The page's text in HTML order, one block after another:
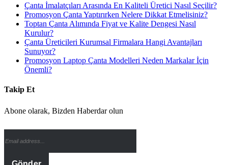
Çanta İmalatçıları Arasında En Kaliteli Üretici Nasıl Seçilir?
Promosyon Çanta Yaptırırken Nelere Dikkat Etmelisiniz?
Toptan Çanta Alımında Fiyat ve Kalite Dengesi Nasıl
Kurulur?
Çanta Üreticileri Kurumsal Firmalara Hangi Avantajları
Sunuyor?
Promosyon Laptop Çanta Modelleri Neden Markalar İçin
Önemli?
Takip Et
Abone olarak, Bizden Haberdar olun